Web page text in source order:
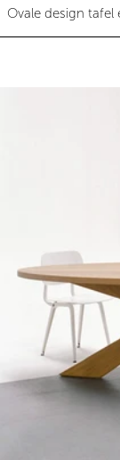
Ovale design tafel